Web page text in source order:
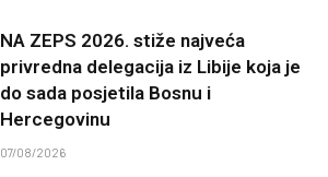
NA ZEPS 2026. stiže najveća
privredna delegacija iz Libije koja je
do sada posjetila Bosnu i
Hercegovinu
07/08/2026